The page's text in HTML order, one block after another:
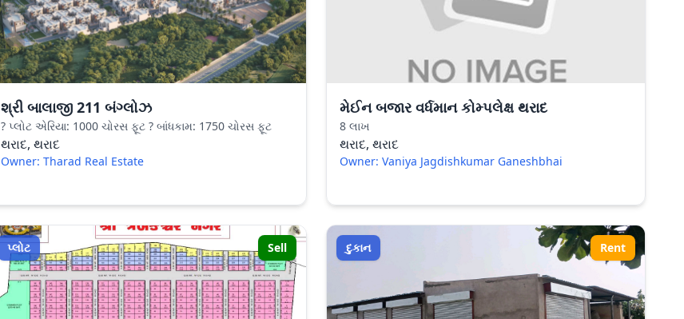
શ્રી બાલાજી 211 બંગ્લોઝ
? પ્લોટ એરિયા: 1000 ચોરસ ફૂટ ? બાંધકામ: 1750 ચોરસ ફૂટ
થરાદ, થરાદ
Owner: Tharad Real Estate
મેઈન બજાર વર્ધમાન કોમ્પલેક્ષ થરાદ
8 લાખ
થરાદ, થરાદ
Owner: Vaniya Jagdishkumar Ganeshbhai
પ્લોટ Sell દુકાન Rent